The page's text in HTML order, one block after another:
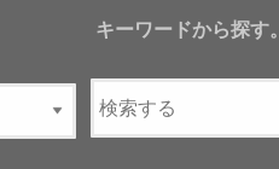
キーワードから探す。